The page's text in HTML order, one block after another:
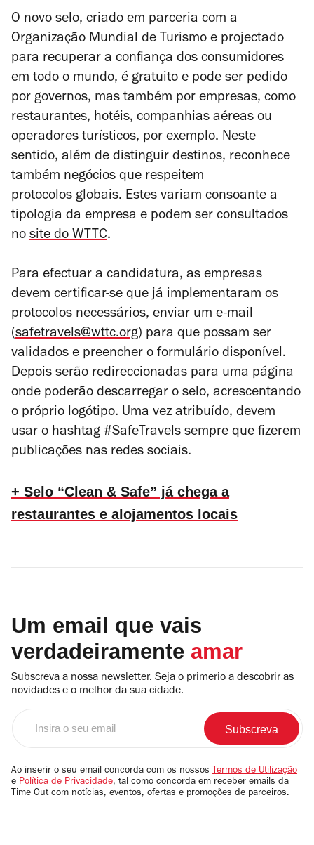
O novo selo, criado em parceria com a
Organização Mundial de Turismo e projectado
para recuperar a confiança dos consumidores
em todo o mundo, é gratuito e pode ser pedido
por governos, mas também por empresas, como
restaurantes, hotéis, companhias aéreas ou
operadores turísticos, por exemplo. Neste
sentido, além de distinguir destinos, reconhece
também negócios que respeitem
protocolos globais. Estes variam consoante a
tipologia da empresa e podem ser consultados
no site do WTTC.
Para efectuar a candidatura, as empresas
devem certificar-se que já implementaram os
protocolos necessários, enviar um e-mail
(safetravels@wttc.org) para que possam ser
validados e preencher o formulário disponível.
Depois serão redireccionadas para uma página
onde poderão descarregar o selo, acrescentando
o próprio logótipo. Uma vez atribuído, devem
usar o hashtag #SafeTravels sempre que fizerem
publicações nas redes sociais.
+ Selo “Clean & Safe” já chega a
restaurantes e alojamentos locais
Um email que vais
verdadeiramente amar
Subscreva a nossa newsletter. Seja o primerio a descobrir as
novidades e o melhor da sua cidade.
email
Ao inserir o seu email concorda com os nossos Termos de Utilização
e Política de Privacidade, tal como concorda em receber emails da
Time Out com notícias, eventos, ofertas e promoções de parceiros.